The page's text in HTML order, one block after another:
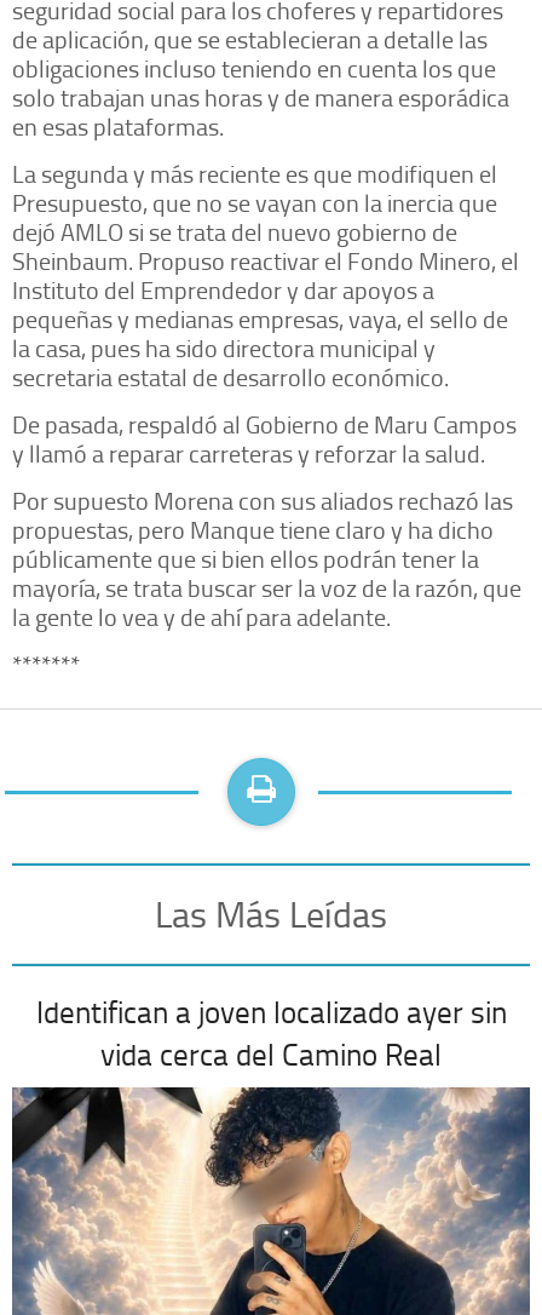
seguridad social para los choferes y repartidores
de aplicación, que se establecieran a detalle las
obligaciones incluso teniendo en cuenta los que
solo trabajan unas horas y de manera esporádica
en esas plataformas.
La segunda y más reciente es que modifiquen el
Presupuesto, que no se vayan con la inercia que
dejó AMLO si se trata del nuevo gobierno de
Sheinbaum. Propuso reactivar el Fondo Minero, el
Instituto del Emprendedor y dar apoyos a
pequeñas y medianas empresas, vaya, el sello de
la casa, pues ha sido directora municipal y
secretaria estatal de desarrollo económico.
De pasada, respaldó al Gobierno de Maru Campos
y llamó a reparar carreteras y reforzar la salud.
Por supuesto Morena con sus aliados rechazó las
propuestas, pero Manque tiene claro y ha dicho
públicamente que si bien ellos podrán tener la
mayoría, se trata buscar ser la voz de la razón, que
la gente lo vea y de ahí para adelante.
*******
Las Más Leídas
Identifican a joven localizado ayer sin
vida cerca del Camino Real